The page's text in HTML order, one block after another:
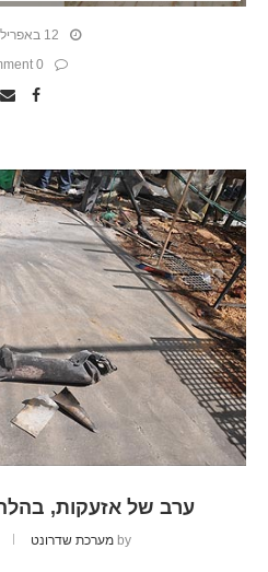
12 באפריל 2018
0 comment
ערב של אזעקות,
by מערכת שדרונט